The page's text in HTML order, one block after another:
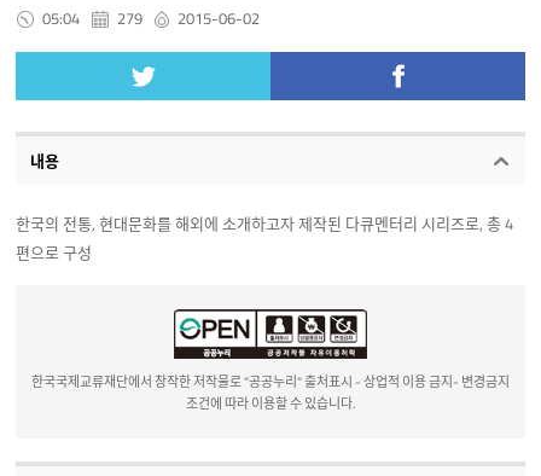
05:04 279 2015-06-02
내용
한국의 전통, 현대문화를 해외에 소개하고자 제작된 다큐멘터리 시리즈로, 총 4
편으로 구성
한국국제교류재단에서 창작한 저작물로 "공공누리" 출처표시 - 상업적 이용 금지- 변경금지
조건에 따라 이용할 수 있습니다.